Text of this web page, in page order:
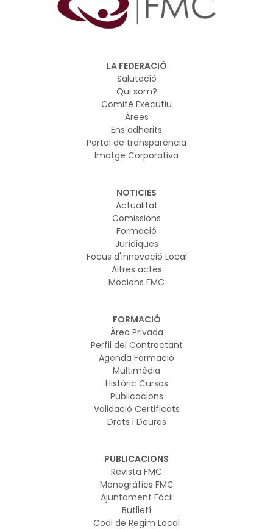
LA FEDERACIÓ
Salutació
Qui som?
Comitè Executiu
Àrees
Ens adherits
Portal de transparència
Imatge Corporativa
NOTICIES
Actualitat
Comissions
Formació
Jurídiques
Focus d'Innovació Local
Altres actes
Mocions FMC
FORMACIÓ
Àrea Privada
Perfil del Contractant
Agenda Formació
Multimèdia
Històric Cursos
Publicacions
Validació Certificats
Drets i Deures
PUBLICACIONS
Revista FMC
Monogràfics FMC
Ajuntament Fàcil
Butlletí
Codi de Regim Local